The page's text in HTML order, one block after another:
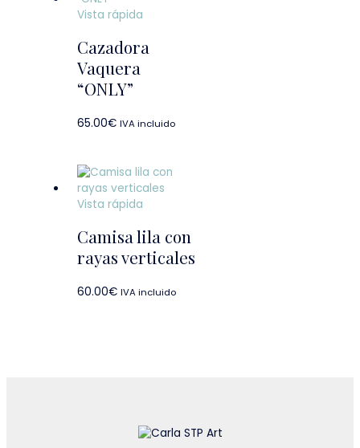
Vista rápida
Cazadora
Vaquera
“ONLY”
65.00€ IVA incluido
Vista rápida
Camisa lila con
rayas verticales
60.00€ IVA incluido